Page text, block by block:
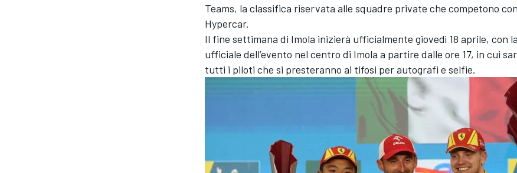
Teams, la classifica riservata alle squadre private che competono
Hypercar.
Il fine settimana di Imola inizierà ufficialmente giovedì 18 aprile, con
ufficiale dell’evento nel centro di Imola a partire dalle ore 17, in cui
tutti i piloti che si presteranno ai tifosi per autografi e selfie.